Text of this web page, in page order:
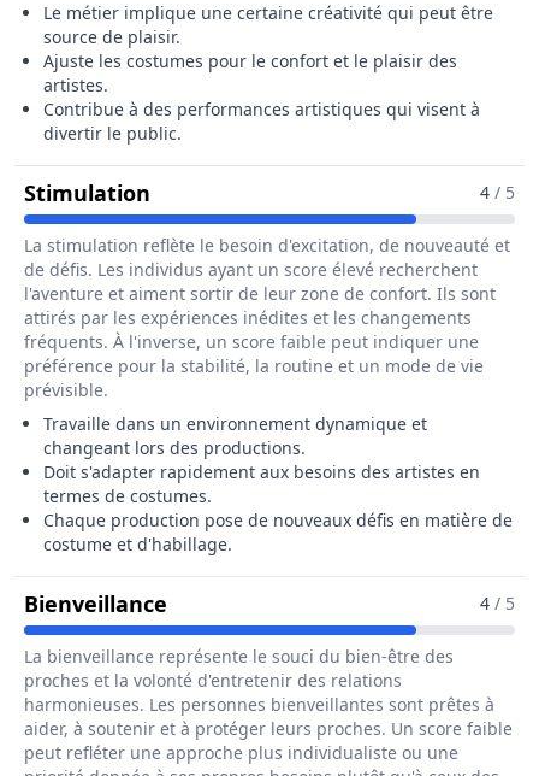
Le métier implique une certaine créativité qui peut être
source de plaisir.
Ajuste les costumes pour le confort et le plaisir des
artistes.
Contribue à des performances artistiques qui visent à
divertir le public.
Stimulation Pour Le Métier De Chef Habilleur /
4 / 5
La stimulation reflète le besoin d'excitation, de nouveauté et
de défis. Les individus ayant un score élevé recherchent
l'aventure et aiment sortir de leur zone de confort. Ils sont
attirés par les expériences inédites et les changements
fréquents. À l'inverse, un score faible peut indiquer une
préférence pour la stabilité, la routine et un mode de vie
prévisible.
Travaille dans un environnement dynamique et
changeant lors des productions.
Doit s'adapter rapidement aux besoins des artistes en
termes de costumes.
Chaque production pose de nouveaux défis en matière de
costume et d'habillage.
Bienveillance Pour Le Métier De Chef Habilleur
4 / 5
La bienveillance représente le souci du bien-être des
proches et la volonté d'entretenir des relations
harmonieuses. Les personnes bienveillantes sont prêtes à
aider, à soutenir et à protéger leurs proches. Un score faible
peut refléter une approche plus individualiste ou une